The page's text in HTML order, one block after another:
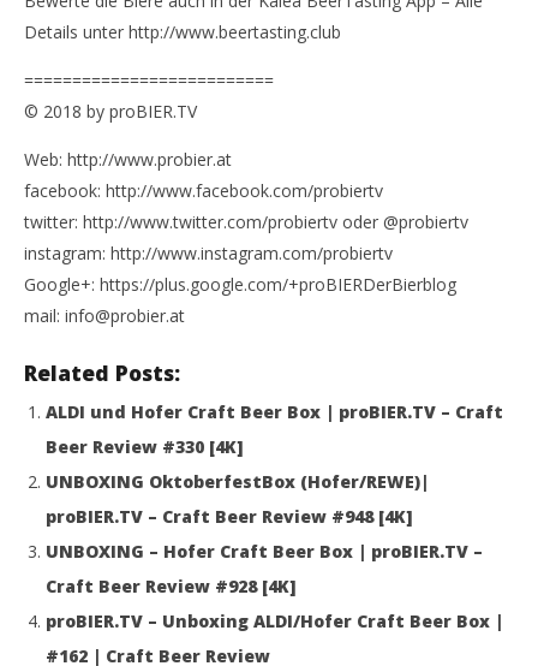
Details unter http://www.beertasting.club
==========================
© 2018 by proBIER.TV
Web: http://www.probier.at
facebook: http://www.facebook.com/probiertv
twitter: http://www.twitter.com/probiertv oder @probiertv
instagram: http://www.instagram.com/probiertv
Google+: https://plus.google.com/+proBIERDerBierblog
mail: info@probier.at
Related Posts:
ALDI und Hofer Craft Beer Box | proBIER.TV – Craft
Beer Review #330 [4K]
UNBOXING OktoberfestBox (Hofer/REWE)|
proBIER.TV – Craft Beer Review #948 [4K]
UNBOXING – Hofer Craft Beer Box | proBIER.TV –
Craft Beer Review #928 [4K]
proBIER.TV – Unboxing ALDI/Hofer Craft Beer Box |
#162 | Craft Beer Review